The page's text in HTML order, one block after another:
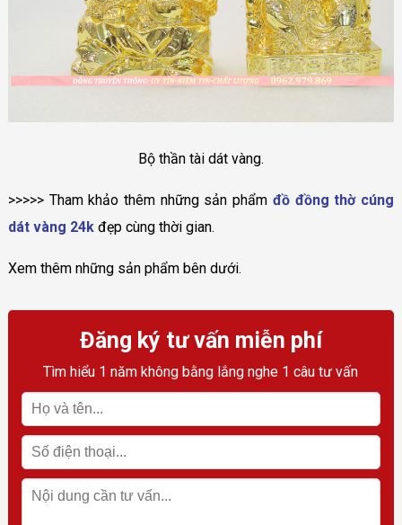
Bộ thần tài dát vàng.
>>>>> Tham khảo thêm những sản phẩm đồ đồng thờ cúng
dát vàng 24k đẹp cùng thời gian.
Xem thêm những sản phẩm bên dưới.
Đăng ký tư vấn miễn phí
Tìm hiểu 1 năm không bằng lắng nghe 1 câu tư vấn